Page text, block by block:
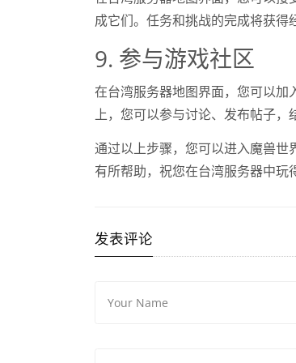
成它们。任务和挑战的完成将获得
9. 参与游戏社区
在台湾服务器地图界面，您可以
上，您可以参与讨论、发布帖子，
通过以上步骤，您可以进入魔兽
有所帮助，祝您在台湾服务器中玩
发表评论